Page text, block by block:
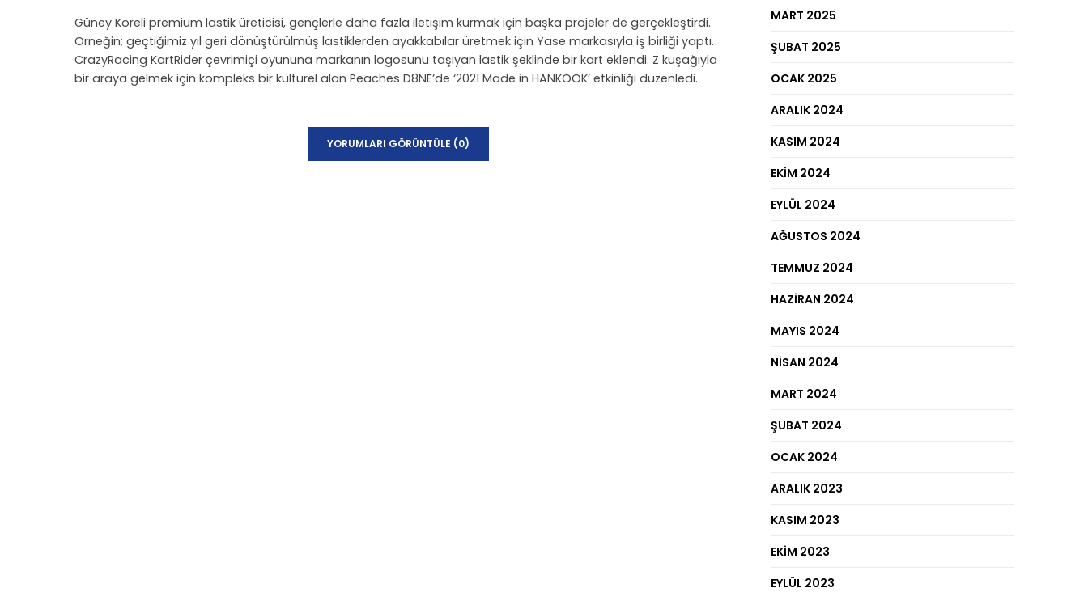
Güney Koreli premium lastik üreticisi, gençlerle daha fazla iletişim kurmak için başka projeler de gerçekleştirdi.
Örneğin; geçtiğimiz yıl geri dönüştürülmüş lastiklerden ayakkabılar üretmek için Yase markasıyla iş birliği yaptı.
CrazyRacing KartRider çevrimiçi oyununa markanın logosunu taşıyan lastik şeklinde bir kart eklendi. Z kuşağıyla
bir araya gelmek için kompleks bir kültürel alan Peaches D8NE’de ‘2021 Made in HANKOOK’ etkinliği düzenledi.
YORUMLARI GÖRÜNTÜLE (0)
MART 2025
ŞUBAT 2025
OCAK 2025
ARALIK 2024
KASIM 2024
EKIM 2024
EYLÜL 2024
AĞUSTOS 2024
TEMMUZ 2024
HAZIRAN 2024
MAYIS 2024
NISAN 2024
MART 2024
ŞUBAT 2024
OCAK 2024
ARALIK 2023
KASIM 2023
EKIM 2023
EYLÜL 2023